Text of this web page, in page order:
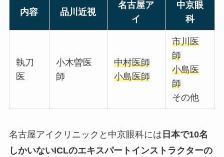
内容 品川近視
名古屋ア
イ
中京眼
科
執刀
医
小木曽医
師
中村医師
小島医師
市川医
師
小島医
師
その他
名古屋アイクリニックと中京眼科には 日本で10名
しかいないICLのエキスパートインストラクターの